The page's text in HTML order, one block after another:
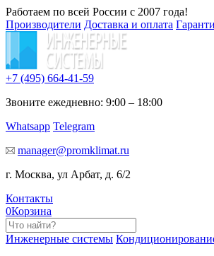
Работаем по всей России с 2007 года!
Производители Доставка и оплата
+7 (495) 664-41-59
Звоните ежедневно: 9:00 – 18:00
Whatsapp Telegram
manager@promklimat.ru
г. Москва, ул Арбат, д. 6/2
Контакты
0Корзина
Инженерные системы